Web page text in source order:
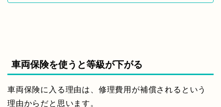
車両保険を使うと等級が下がる
車両保険に入る理由は、修理費用が補償されるという
理由からだと思います。